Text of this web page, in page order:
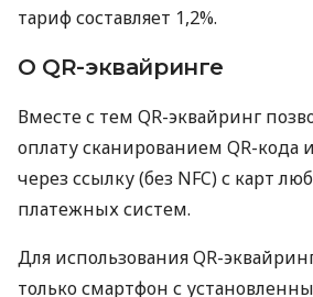
тариф составляет 1,2%.
О QR-эквайринге
Вместе с тем QR-эквайринг
оплату сканированием QR-
через ссылку (без NFC) с карт
платежных систем.
Для использования QR-
только смартфон с